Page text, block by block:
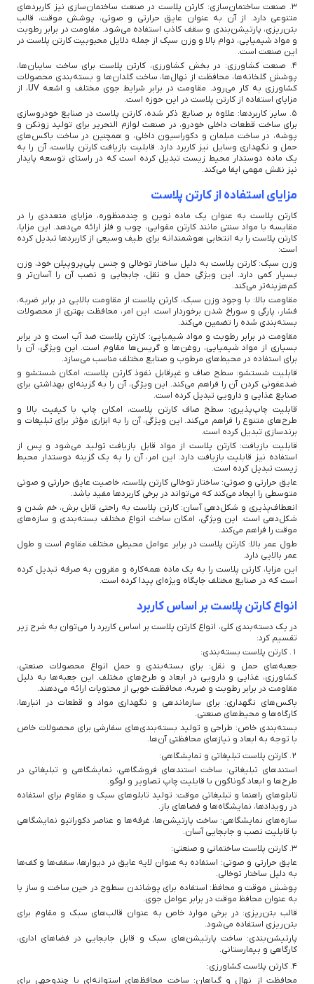
3. صنعت ساختمان‌سازی: کارتن پلاست در صنعت ساختمان‌سازی نیز کاربردهای
متنوعی دارد. از آن به عنوان عایق حرارتی و صوتی، پوشش موقت، قالب
بتن‌ریزی، پارتیشن‌بندی و سقف کاذب استفاده می‌شود. مقاومت در برابر رطوبت
و مواد شیمیایی، دوام بالا و وزن سبک از جمله دلایل محبوبیت کارتن پلاست در
این صنعت است.
4. صنعت کشاورزی: در بخش کشاورزی، کارتن پلاست برای ساخت سایبان‌ها،
پوشش گلخانه‌ها، محافظت از نهال‌ها، ساخت گلدان‌ها و بسته‌بندی محصولات
کشاورزی به کار می‌رود. مقاومت در برابر شرایط جوی مختلف و اشعه UV، از
مزایای استفاده از کارتن پلاست در این حوزه است.
5. سایر کاربردها: علاوه بر صنایع ذکر شده، کارتن پلاست در صنایع خودروسازی
برای ساخت قطعات داخلی خودرو، در صنعت لوازم التحریر برای تولید زونکن و
پوشه، در ساخت مبلمان و دکوراسیون داخلی، و همچنین در ساخت باکس‌های
حمل و نگهداری وسایل نیز کاربرد دارد. قابلیت بازیافت کارتن پلاست، آن را به
یک ماده دوستدار محیط زیست تبدیل کرده است که در راستای توسعه پایدار
نیز نقش مهمی ایفا می‌کند.
مزایای استفاده از کارتن پلاست
کارتن پلاست به عنوان یک ماده نوین و چندمنظوره، مزایای متعددی را در
مقایسه با مواد سنتی مانند کارتن مقوایی، چوب و فلز ارائه می‌دهد. این مزایا،
کارتن پلاست را به انتخابی هوشمندانه برای طیف وسیعی از کاربردها تبدیل کرده
است:
وزن سبک: کارتن پلاست به دلیل ساختار توخالی و جنس پلی‌پروپیلن خود، وزن
بسیار کمی دارد. این ویژگی حمل و نقل، جابجایی و نصب آن را آسان‌تر و
کم‌هزینه‌تر می‌کند.
مقاومت بالا: با وجود وزن سبک، کارتن پلاست از مقاومت بالایی در برابر ضربه،
فشار، پارگی و سوراخ شدن برخوردار است. این امر، محافظت بهتری از محصولات
بسته‌بندی شده را تضمین می‌کند.
مقاومت در برابر رطوبت و مواد شیمیایی: کارتن پلاست ضد آب است و در برابر
بسیاری از مواد شیمیایی، روغن‌ها و گریس‌ها مقاوم است. این ویژگی، آن را
برای استفاده در محیط‌های مرطوب و صنایع مختلف مناسب می‌سازد.
قابلیت شستشو: سطح صاف و غیرقابل نفوذ کارتن پلاست، امکان شستشو و
ضدعفونی کردن آن را فراهم می‌کند. این ویژگی، آن را به گزینه‌ای بهداشتی برای
صنایع غذایی و دارویی تبدیل کرده است.
قابلیت چاپ‌پذیری: سطح صاف کارتن پلاست، امکان چاپ با کیفیت بالا و
طرح‌های متنوع را فراهم می‌کند. این ویژگی، آن را به ابزاری مؤثر برای تبلیغات و
برندسازی تبدیل کرده است.
قابلیت بازیافت: کارتن پلاست از مواد قابل بازیافت تولید می‌شود و پس از
استفاده نیز قابلیت بازیافت دارد. این امر، آن را به یک گزینه دوستدار محیط
زیست تبدیل کرده است.
عایق حرارتی و صوتی: ساختار توخالی کارتن پلاست، خاصیت عایق حرارتی و صوتی
متوسطی را ایجاد می‌کند که می‌تواند در برخی کاربردها مفید باشد.
انعطاف‌پذیری و شکل‌دهی آسان: کارتن پلاست به راحتی قابل برش، خم شدن و
شکل‌دهی است. این ویژگی، امکان ساخت انواع مختلف بسته‌بندی و سازه‌های
موقت را فراهم می‌کند.
طول عمر بالا: کارتن پلاست در برابر عوامل محیطی مختلف مقاوم است و طول
عمر بالایی دارد.
این مزایا، کارتن پلاست را به یک ماده همه‌کاره و مقرون به صرفه تبدیل کرده
است که در صنایع مختلف جایگاه ویژه‌ای پیدا کرده است.
انواع کارتن پلاست بر اساس کاربرد
در یک دسته‌بندی کلی، انواع کارتن پلاست بر اساس کاربرد را می‌توان به شرح زیر
تقسیم کرد:
1. کارتن پلاست بسته‌بندی:
جعبه‌های حمل و نقل: برای بسته‌بندی و حمل انواع محصولات صنعتی،
کشاورزی، غذایی و دارویی در ابعاد و طرح‌های مختلف. این جعبه‌ها به دلیل
مقاومت در برابر رطوبت و ضربه، محافظت خوبی از محتویات ارائه می‌دهند.
باکس‌های نگهداری: برای سازماندهی و نگهداری مواد و قطعات در انبارها،
کارگاه‌ها و محیط‌های صنعتی.
بسته‌بندی خاص: طراحی و تولید بسته‌بندی‌های سفارشی برای محصولات خاص
با توجه به ابعاد و نیازهای محافظتی آن‌ها.
2. کارتن پلاست تبلیغاتی و نمایشگاهی:
استندهای تبلیغاتی: ساخت استندهای فروشگاهی، نمایشگاهی و تبلیغاتی در
طرح‌ها و ابعاد گوناگون با قابلیت چاپ تصاویر و لوگو.
تابلوهای راهنما و تبلیغاتی موقت: تولید تابلوهای سبک و مقاوم برای استفاده
در رویدادها، نمایشگاه‌ها و فضاهای باز.
سازه‌های نمایشگاهی: ساخت پارتیشن‌ها، غرفه‌ها و عناصر دکوراتیو نمایشگاهی
با قابلیت نصب و جابجایی آسان.
3. کارتن پلاست ساختمانی و صنعتی:
عایق حرارتی و صوتی: استفاده به عنوان لایه عایق در دیوارها، سقف‌ها و کف‌ها
به دلیل ساختار توخالی.
پوشش موقت و محافظ: استفاده برای پوشاندن سطوح در حین ساخت و ساز یا
به عنوان محافظ موقت در برابر عوامل جوی.
قالب بتن‌ریزی: در برخی موارد خاص به عنوان قالب‌های سبک و مقاوم برای
بتن‌ریزی استفاده می‌شود.
پارتیشن‌بندی: ساخت پارتیشن‌های سبک و قابل جابجایی در فضاهای اداری،
کارگاهی و بیمارستانی.
4. کارتن پلاست کشاورزی:
محافظت از نهال و گیاهان: ساخت محافظ‌های استوانه‌ای یا چندوجهی برای